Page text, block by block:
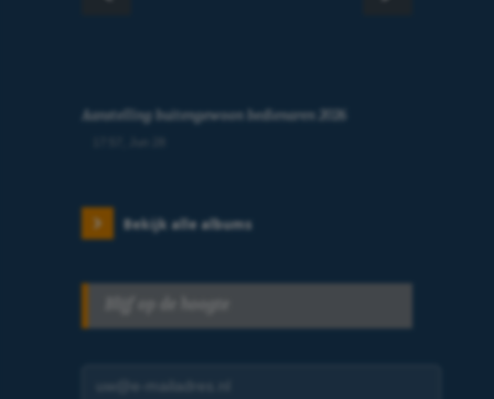
Aanstelling buitengewoon bedienaren 2026
Bekijk alle albums